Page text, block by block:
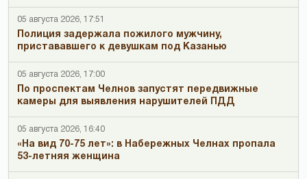
05 августа 2026, 17:51
Полиция задержала пожилого мужчину,
пристававшего к девушкам под Казанью
05 августа 2026, 17:00
По проспектам Челнов запустят передвижные
камеры для выявления нарушителей ПДД
05 августа 2026, 16:40
«На вид 70-75 лет»: в Набережных Челнах пропала
53-летняя женщина